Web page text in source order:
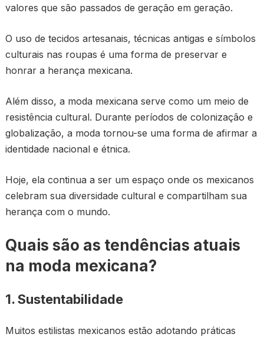
valores que são passados de geração em geração.
O uso de tecidos artesanais, técnicas antigas e símbolos
culturais nas roupas é uma forma de preservar e
honrar a herança mexicana.
Além disso, a moda mexicana serve como um meio de
resistência cultural. Durante períodos de colonização e
globalização, a moda tornou-se uma forma de afirmar a
identidade nacional e étnica.
Hoje, ela continua a ser um espaço onde os mexicanos
celebram sua diversidade cultural e compartilham sua
herança com o mundo.
Quais são as tendências atuais
na moda mexicana?
1. Sustentabilidade
Muitos estilistas mexicanos estão adotando práticas